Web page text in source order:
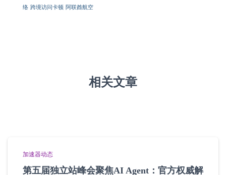
络 跨境访问卡顿 阿联酋航空
相关文章
加速器动态
第五届独立站峰会聚焦AI Agent：官方权威解